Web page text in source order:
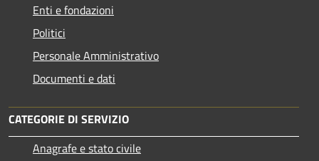
Enti e fondazioni
Politici
Personale Amministrativo
Documenti e dati
CATEGORIE DI SERVIZIO
Anagrafe e stato civile